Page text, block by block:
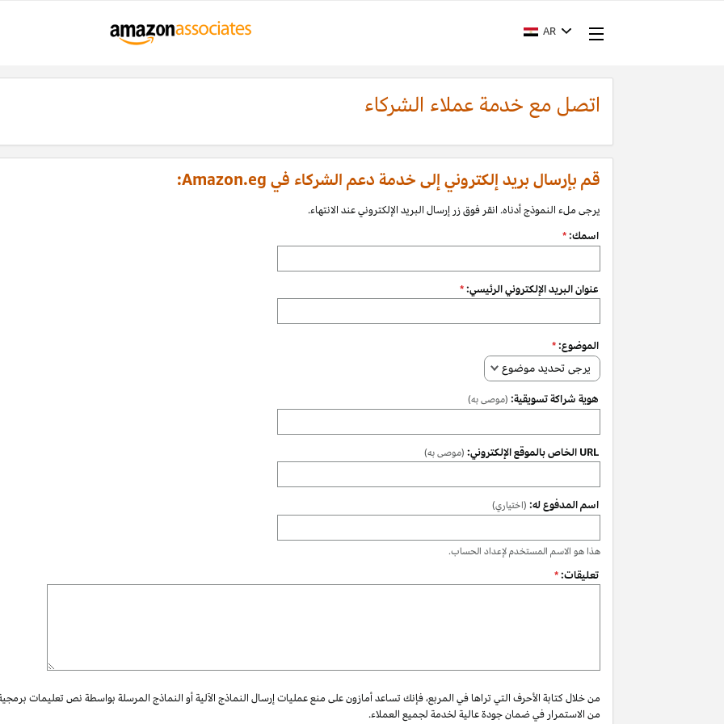
AR
اتصل مع خدمة عملاء الشركاء
قم بإرسال بريد إلكتروني إلى خدمة دعم الشركاء في Amazon.eg:
يرجى ملء النموذج أدناه. انقر فوق زر إرسال البريد الإلكتروني عند الانتهاء.
اسمك:*
عنوان البريد الإلكتروني الرئيسي:*
الموضوع:*
يرجى تحديد موضوع
هوية شراكة تسويقية: (موصى به)
URL الخاص بالموقع الإلكتروني: (موصى به)
اسم المدفوع له: (اختياري)
هذا هو الاسم المستخدم لإعداد الحساب.
تعليقات:*
من خلال كتابة الأحرف التي تراها في المربع، فإنك تساعد أمازون على منع عمليات إرسال النماذج الآلية أو النماذج المرسلة بواسطة نص تعليمات
من الاستمرار في ضمان جودة عالية لخدمة لجميع العملاء.